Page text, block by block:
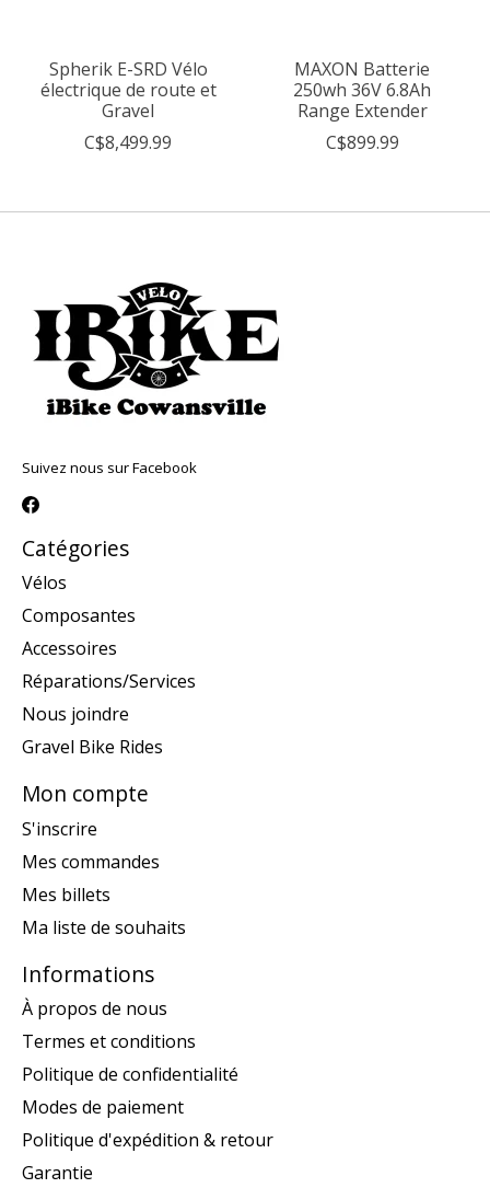
Spherik E-SRD Vélo
électrique de route et
Gravel
C$8,499.99
MAXON Batterie
250wh 36V 6.8Ah
Range Extender
C$899.99
Suivez nous sur Facebook
Catégories
Vélos
Composantes
Accessoires
Réparations/Services
Nous joindre
Gravel Bike Rides
Mon compte
S'inscrire
Mes commandes
Mes billets
Ma liste de souhaits
Informations
À propos de nous
Termes et conditions
Politique de confidentialité
Modes de paiement
Politique d'expédition & retour
Garantie